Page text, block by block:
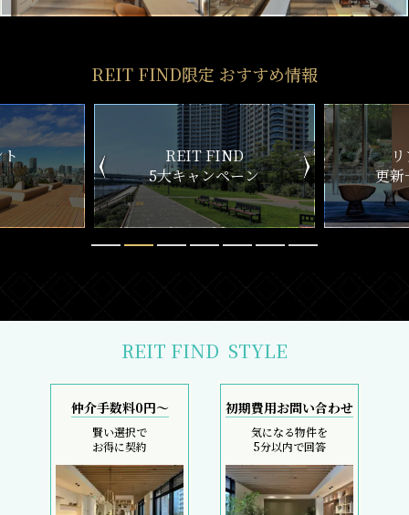
REIT FIND限定 おすすめ情報
ン
リアルタイム
更新一覧チェック
新
REIT FIND STYLE
仲介手数料0円～
賢い選択で
お得に契約
初期費用お問い合わせ
気になる物件を
5分以内で回答